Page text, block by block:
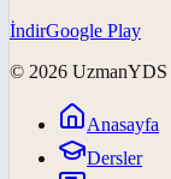
İndirGoogle Play
© 2026 UzmanYDS
Anasayfa
Dersler